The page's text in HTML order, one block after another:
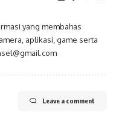
yang membahas
aplikasi, game serta
Leave a comment